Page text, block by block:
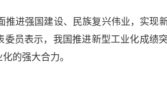
强国建设、民族复兴伟业，实现新
员表示，我国推进新型工业化成
的强大合力。